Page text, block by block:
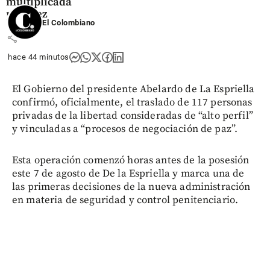
por diez
share
El Colombiano
hace 44 minutos
El Gobierno del presidente Abelardo de La Espriella
confirmó, oficialmente, el traslado de 117 personas
privadas de la libertad consideradas de “alto perfil”
y vinculadas a “procesos de negociación de paz”.
Esta operación comenzó horas antes de la posesión
este 7 de agosto de De la Espriella y marca una de
las primeras decisiones de la nueva administración
en materia de seguridad y control penitenciario.